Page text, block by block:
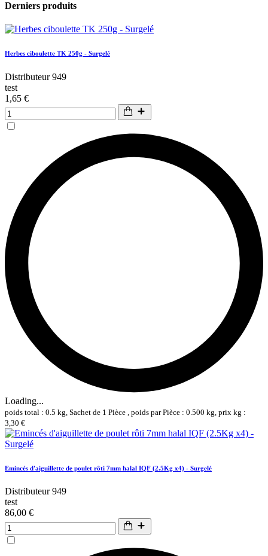
Derniers produits
Herbes ciboulette TK 250g - Surgelé
Distributeur 949
test
1,65 €
Loading...
poids total : 0.5 kg, Sachet de 1 Pièce , poids par Pièce : 0.500 kg, prix kg :
3,30 €
Emincés d'aiguillette de poulet rôti 7mm halal IQF (2.5Kg x4) - Surgelé
Distributeur 949
test
86,00 €